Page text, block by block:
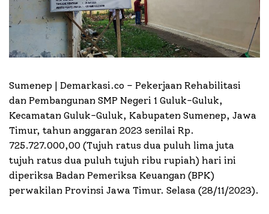
Sumenep | Demarkasi.co – Pekerjaan Rehabilitasi
dan Pembangunan SMP Negeri 1 Guluk-Guluk,
Kecamatan Guluk-Guluk, Kabupaten Sumenep, Jawa
Timur, tahun anggaran 2023 senilai Rp.
725.727.000,00 (Tujuh ratus dua puluh lima juta
tujuh ratus dua puluh tujuh ribu rupiah) hari ini
diperiksa Badan Pemeriksa Keuangan (BPK)
perwakilan Provinsi Jawa Timur. Selasa (28/11/2023).